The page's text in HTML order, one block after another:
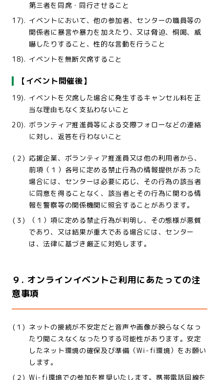
第三者を同席・同行させること
17). イベントにおいて、他の参加者、センターの職員等の
関係者に暴言や暴力を加えたり、又は脅迫、恫喝、威
嚇したりすること、性的な言動を行うこと
18). イベントを無断欠席すること
【イベント開催後】
19). イベントを欠席した場合に発生するキャンセル料を正
当な理由もなく支払わないこと
20). ボランティア推進員等による交際フォローなどの連絡
に対し、返答を行わないこと
(２) 応援企業、ボランティア推進員又は他の利用者から、
前項（１）各号に定める禁止行為の情報提供があった
場合には、センターは必要に応じ、その行為の該当者
に同意を得ることなく、該当者とその行為に関わる情
報を警察等の関係機関に照会することがあります。
(３)
（１）項に定める禁止行為が判明し、その態様が悪質
であり、又は結果が重大である場合には、センター
は、法律に基づき厳正に対処します。
９. オンラインイベントご利用にあたっての注
意事項
(１) ネットの接続が不安定だと音声や画像が映らなくなっ
たり聞こえなくなったりする可能性があります。安定
したネット環境の確保及び準備（Wi-fi環境）をお願い
します。
(２) Wi-fi環境での参加を推奨いたします。携帯電話回線を